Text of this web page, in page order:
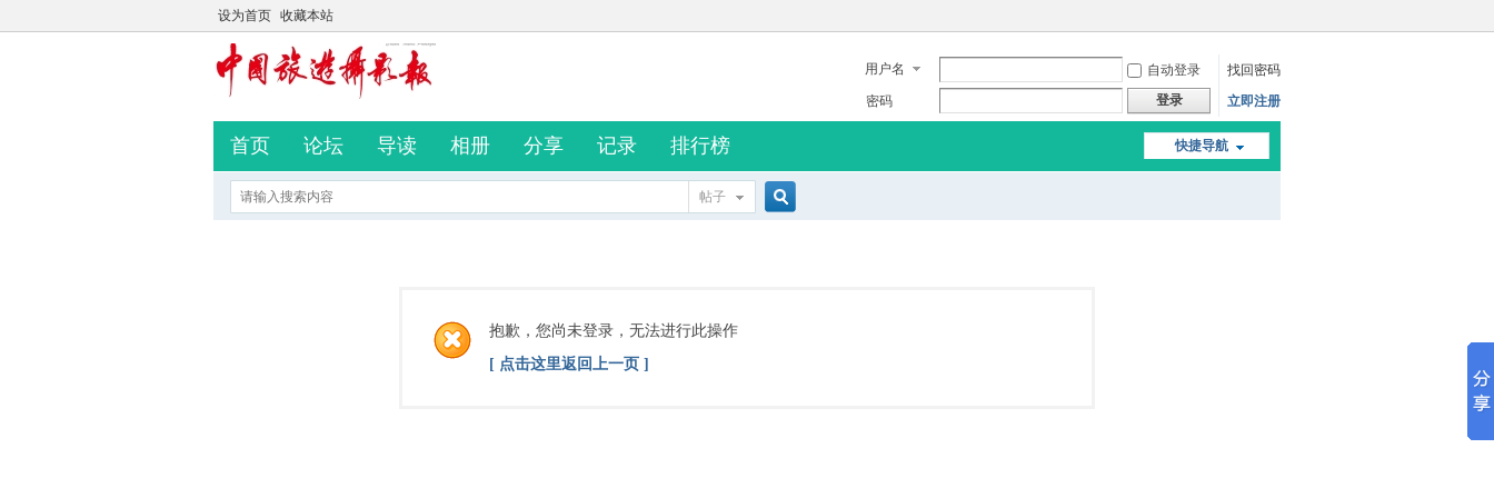
设为首页 收藏本站
用户名 自动登录
找回密码
密码
登录 立即注册
快捷导航
首页 论坛 导读 相册 分享 记录 排行榜
帖子
抱歉，您尚未登录，无法进行此操作
[ 点击这里返回上一页 ]